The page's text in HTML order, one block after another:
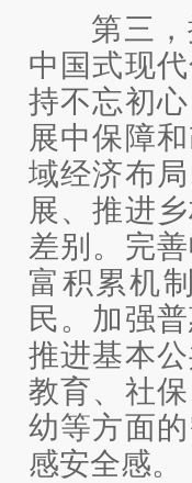
第三，推
中国式现
持不忘初
展中保障
域经济布
展、推进
差别。完
富积累机
民。加强
推进基本
教育、社
幼等方面
感安全感。